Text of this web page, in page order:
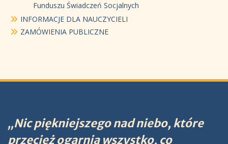
Funduszu Świadczeń Socjalnych
INFORMACJE DLA NAUCZYCIELI
ZAMÓWIENIA PUBLICZNE
„Nic piękniejszego nad niebo, które
przecież ogarnia wszystko, co